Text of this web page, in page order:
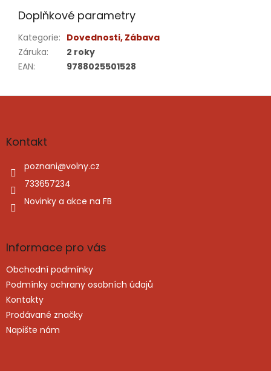
Doplňkové parametry
Kategorie: Dovednosti, Zábava
Záruka:
2 roky
EAN: 9788025501528
Z
aKontakt
poznani@volny.cz
733657234
Novinky a akce na FB
Informace pro vás
Obchodní podmínky
Podmínky ochrany osobních údajů
Kontakty
Prodávané značky
Napište nám